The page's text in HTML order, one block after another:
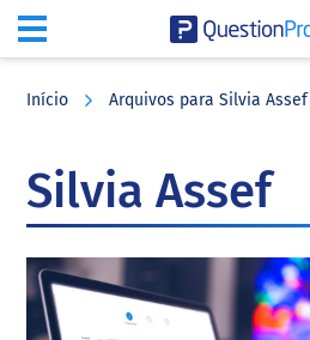
Início Arquivos para Silvia Assef
Silvia Assef